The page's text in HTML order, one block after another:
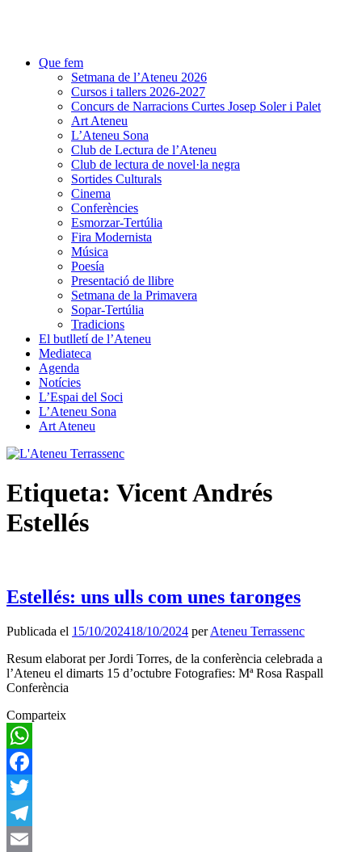
Que fem
Setmana de l’Ateneu 2026
Cursos i tallers 2026-2027
Concurs de Narracions Curtes Josep Soler i Palet
Art Ateneu
L’Ateneu Sona
Club de Lectura de l’Ateneu
Club de lectura de novel·la negra
Sortides Culturals
Cinema
Conferències
Esmorzar-Tertúlia
Fira Modernista
Música
Poesía
Presentació de llibre
Setmana de la Primavera
Sopar-Tertúlia
Tradicions
El butlletí de l’Ateneu
Mediateca
Agenda
Notícies
L’Espai del Soci
L’Ateneu Sona
Art Ateneu
Etiqueta: Vicent Andrés
Estellés
Estellés: uns ulls com unes taronges
Publicada el 15/10/202418/10/2024 perAteneu Terrassenc
Resum elaborat per Jordi Torres, de la conferència celebrada a
l’Ateneu el dimarts 15 d’octubre Fotografies: Mª Rosa Raspall
Conferència
Comparteix
WhatsApp
Facebook
Twitter
Telegram